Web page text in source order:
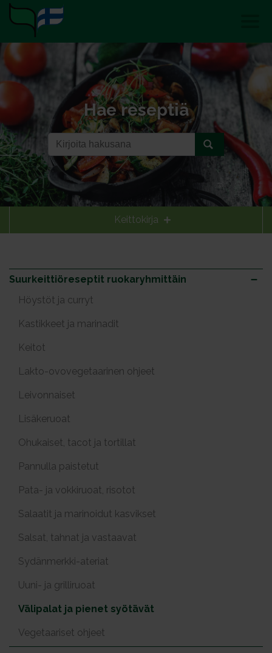
Hae reseptiä
Keittokirja
Suurkeittiöreseptit ruokaryhmittäin
Höystöt ja curryt
Kastikkeet ja marinadit
Keitot
Lakto-ovovegetaarinen ohjeet
Leivonnaiset
Lisäkeruoat
Ohukaiset, tacot ja tortillat
Pannulla paistetut
Pata- ja vokkiruoat, risotot
Salaatit ja marinoidut kasvikset
Salsat, tahnat ja vastaavat
Sydänmerkki-ateriat
Uuni- ja grilliruoat
Välipalat ja pienet syötävät
Vegetaariset ohjeet